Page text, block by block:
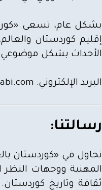
بشكل عام، تسعى
إقليم كوردستان
الأحداث بشكل
البريد الإلكتروني:
رسالتنا:
نحاول في «كوردستان
المهنية ووجهات
ثقافة وتاريخ